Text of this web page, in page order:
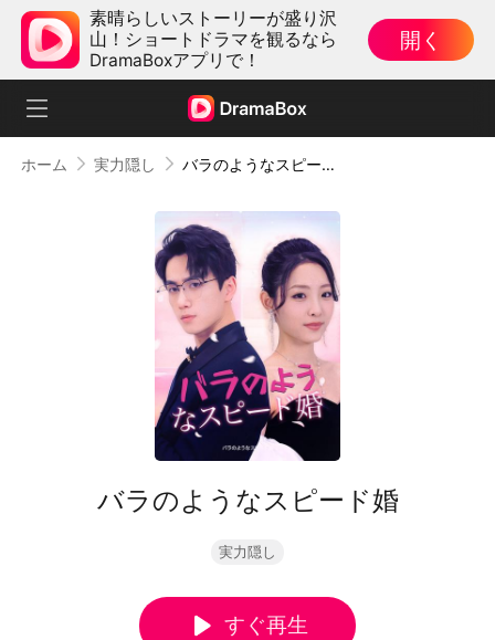
素晴らしいストーリーが盛り沢
山！ショートドラマを観るなら
DramaBoxアプリで！
開く
ホーム 実力隠し バラのようなスピード婚
バラのようなスピード婚
実力隠し
すぐ再生